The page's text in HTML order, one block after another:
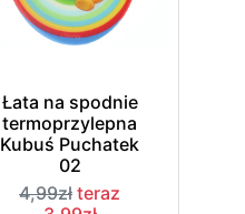
Łata na spodnie
termoprzylepna
Kubuś Puchatek
02
4,99zł teraz